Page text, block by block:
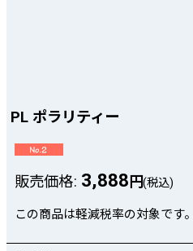
PL ポラリティー
販売価格: 3,888 円(税込)
この商品は軽減税率の対象です。